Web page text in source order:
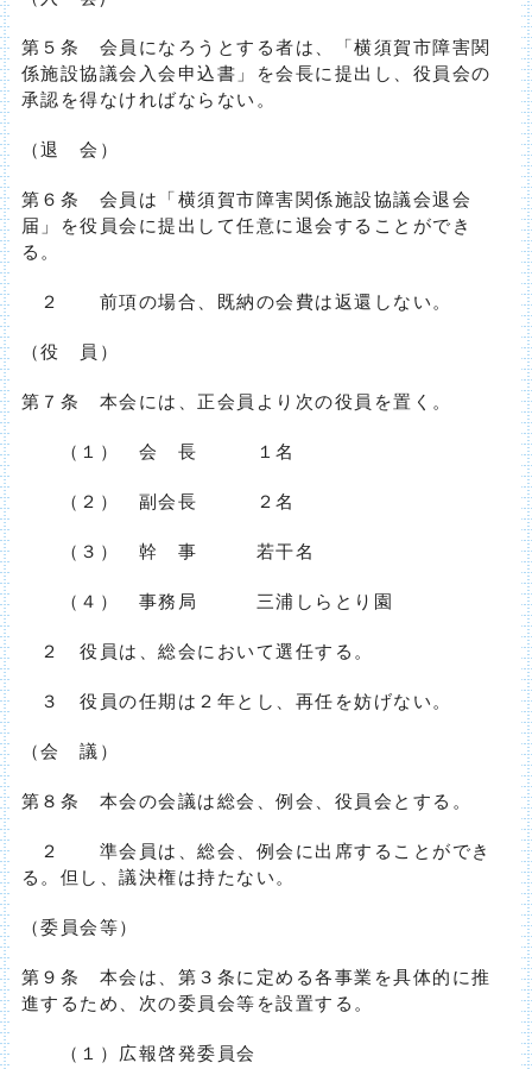
第５条 会員になろうとする者は、「横須賀市障害関
係施設協議会入会申込書」を会長に提出し、役員会の
承認を得なければならない。
（退 会）
第６条 会員は「横須賀市障害関係施設協議会退会
届」を役員会に提出して任意に退会することができ
る。
２ 前項の場合、既納の会費は返還しない。
（役 員）
第７条 本会には、正会員より次の役員を置く。
（１） 会 長 １名
（２） 副会長 ２名
（３） 幹 事 若干名
（４） 事務局 三浦しらとり園
２ 役員は、総会において選任する。
３ 役員の任期は２年とし、再任を妨げない。
（会 議）
第８条 本会の会議は総会、例会、役員会とする。
２ 準会員は、総会、例会に出席することができ
る。但し、議決権は持たない。
（委員会等）
第９条 本会は、第３条に定める各事業を具体的に推
進するため、次の委員会等を設置する。
（１）広報啓発委員会